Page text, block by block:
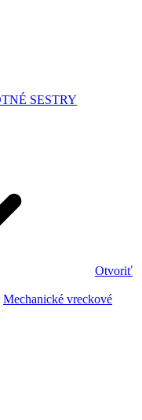
SESTRY
Otvoriť
Mechanické vreckové